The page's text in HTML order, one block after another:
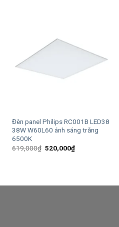
Đèn panel Philips RC001B LED38
38W W60L60 ánh sáng trắng
6500K
619,000₫ Giá
520,000₫Giá
hiện